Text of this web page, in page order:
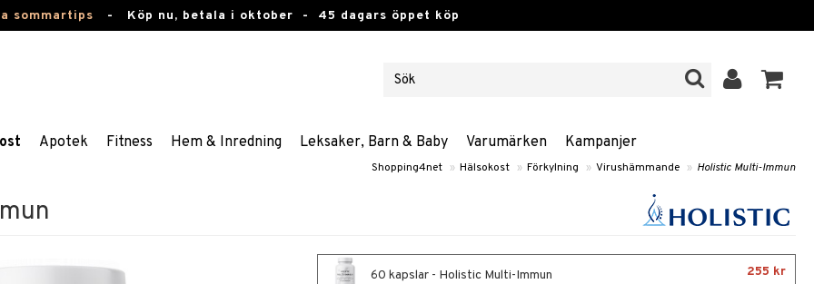
sommartips - Köp nu, betala i oktober - 45 dagars öppet köp
Apotek Fitness Hem & Inredning Leksaker, Barn & Baby Varumärken Kampanjer
Shopping4net » Hälsokost » Förkylning » Virushämmande » Holistic Multi-Immun
60 kapslar - Holistic Multi-Immun 255 kr